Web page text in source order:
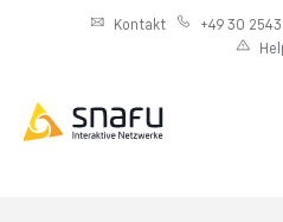
Kontakt +49 30